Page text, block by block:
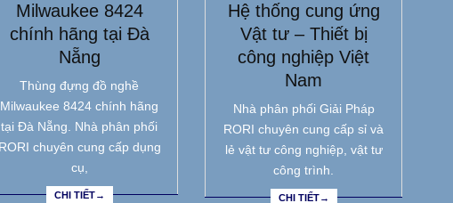
Milwaukee 8424
chính hãng tại Đà
Nẵng
Thùng đựng đồ nghề
Milwaukee 8424 chính hãng
tại Đà Nẵng. Nhà phân phối
RORI chuyên cung cấp dụng
cụ,
CHI TIẾT→
Hệ thống cung ứng
Vật tư – Thiết bị
công nghiệp Việt
Nam
Nhà phân phối Giải Pháp
RORI chuyên cung cấp sỉ và
lẻ vật tư công nghiệp, vật tư
công trình.
CHI TIẾT→